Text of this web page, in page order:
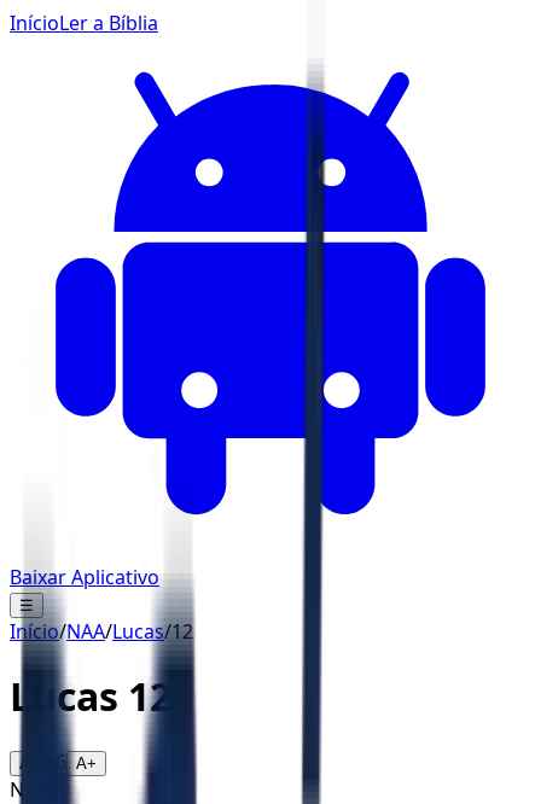
InícioLer a Bíblia
Baixar Aplicativo
☰
Início/NAA/Lucas/12
Lucas 12
A- 16 A+
NAA